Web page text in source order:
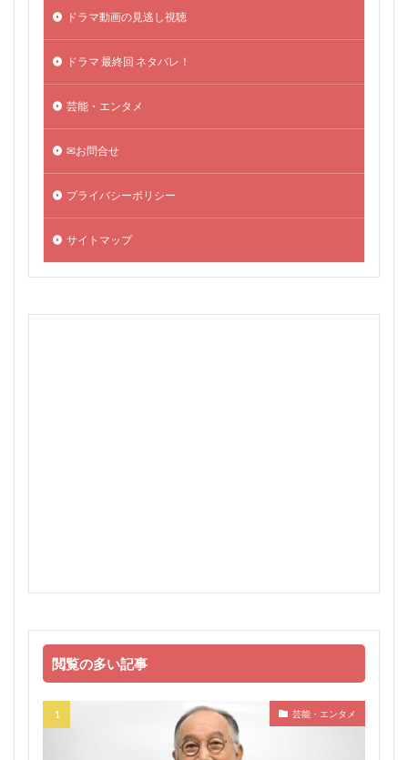
ドラマ動画の見逃し視聴
ドラマ 最終回 ネタバレ！
芸能・エンタメ
✉お問合せ
プライバシーポリシー
サイトマップ
閲覧の多い記事
芸能・エンタメ